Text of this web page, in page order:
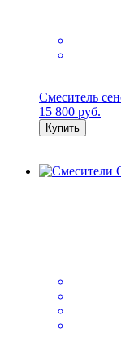
Смеситель
15 800 руб.
Купить